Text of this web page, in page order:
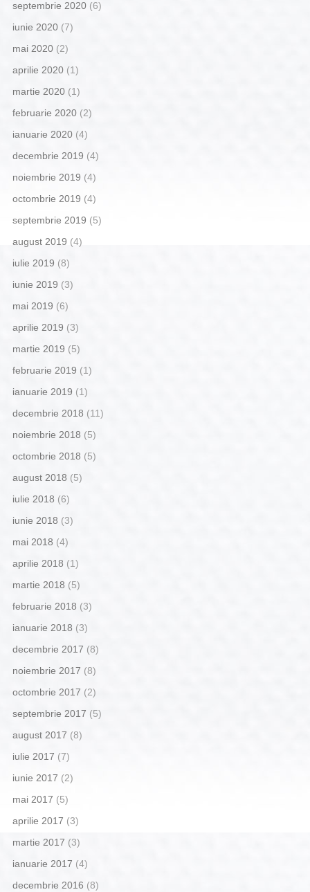
septembrie 2020(6)
iunie 2020(7)
mai 2020(2)
aprilie 2020(1)
martie 2020(1)
februarie 2020(2)
ianuarie 2020(4)
decembrie 2019 (4)
noiembrie 2019 (4)
octombrie 2019 (4)
septembrie 2019 (5)
august 2019 (4)
iulie 2019 (8)
iunie 2019 (3)
mai 2019 (6)
aprilie 2019 (3)
martie 2019 (5)
februarie 2019 (1)
ianuarie 2019 (1)
decembrie 2018 (11)
noiembrie 2018 (5)
octombrie 2018 (5)
august 2018 (5)
iulie 2018 (6)
iunie 2018 (3)
mai 2018 (4)
aprilie 2018 (1)
martie 2018 (5)
februarie 2018 (3)
ianuarie 2018 (3)
decembrie 2017 (8)
noiembrie 2017 (8)
octombrie 2017 (2)
septembrie 2017 (5)
august 2017 (8)
iulie 2017 (7)
iunie 2017 (2)
mai 2017 (5)
aprilie 2017 (3)
martie 2017 (3)
ianuarie 2017 (4)
decembrie 2016 (8)